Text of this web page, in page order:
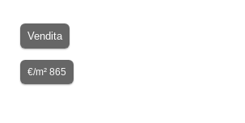
Vendita
€/m² 865